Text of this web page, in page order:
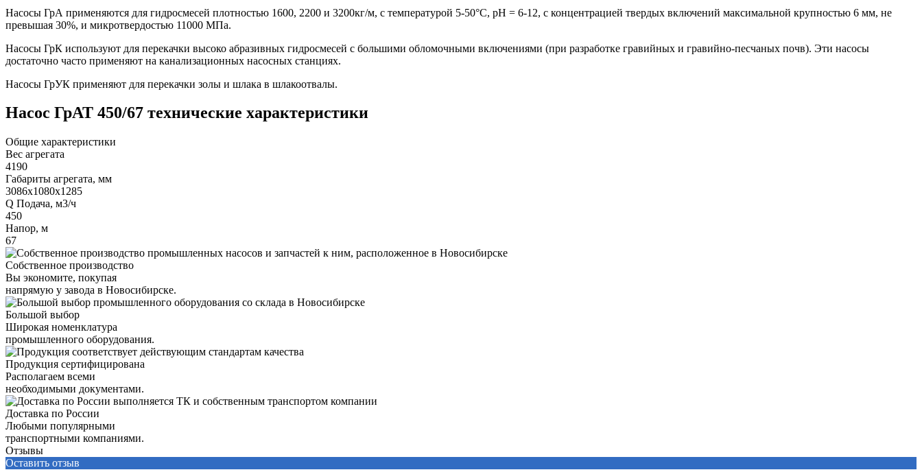
Насосы ГрА применяются для гидросмесей плотностью 1600, 2200 и 3200кг/м, с температурой 5-50°С, рН = 6-12, с концентрацией твердых включений максимальной крупностью 6 мм, не
превышая 30%, и микротвердостью 11000 МПа.
Насосы ГрК используют для перекачки высоко абразивных гидросмесей с большими обломочными включениями (при разработке гравийных и гравийно-песчаных почв). Эти насосы
достаточно часто применяют на канализационных насосных станциях.
Насосы ГрУК применяют для перекачки золы и шлака в шлакоотвалы.
Насос ГрАТ 450/67 технические характеристики
Общие характеристики
Вес агрегата
4190
Габариты агрегата, мм
3086х1080х1285
Q Подача, м3/ч
450
Напор, м
67
Собственное производство
Вы экономите, покупая
напрямую у завода в Новосибирске.
Большой выбор
Широкая номенклатура
промышленного оборудования.
Продукция сертифицирована
Располагаем всеми
необходимыми документами.
Доставка по России
Любыми популярными
транспортными компаниями.
Отзывы
Оставить отзыв